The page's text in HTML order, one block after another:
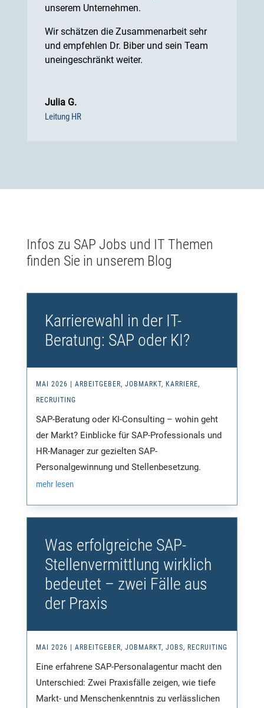
unserem Unternehmen.
Wir schätzen die Zusammenarbeit sehr
und empfehlen Dr. Biber und sein Team
uneingeschränkt weiter.
Julia G.
Leitung HR
Infos zu SAP Jobs und IT Themen
finden Sie in unserem Blog
Karrierewahl in der IT-
Beratung: SAP oder KI?
MAI 2026 | ARBEITGEBER, JOBMARKT, KARRIERE,
RECRUITING
SAP-Beratung oder KI-Consulting – wohin geht
der Markt? Einblicke für SAP-Professionals und
HR-Manager zur gezielten SAP-
Personalgewinnung und Stellenbesetzung.
mehr lesen
Was erfolgreiche SAP-
Stellenvermittlung wirklich
bedeutet – zwei Fälle aus
der Praxis
MAI 2026 | ARBEITGEBER, JOBMARKT, JOBS, RECRUITING
Eine erfahrene SAP-Personalagentur macht den
Unterschied: Zwei Praxisfälle zeigen, wie tiefe
Markt- und Menschenkenntnis zu verlässlichen